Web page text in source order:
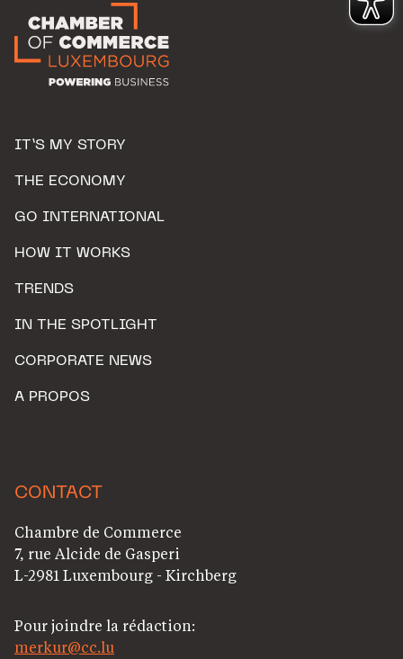
IT’S MY STORY
THE ECONOMY
GO INTERNATIONAL
HOW IT WORKS
TRENDS
IN THE SPOTLIGHT
CORPORATE NEWS
A PROPOS
CONTACT
Chambre de Commerce
7, rue Alcide de Gasperi
L-2981 Luxembourg - Kirchberg
Pour joindre la rédaction:
merkur@cc.lu